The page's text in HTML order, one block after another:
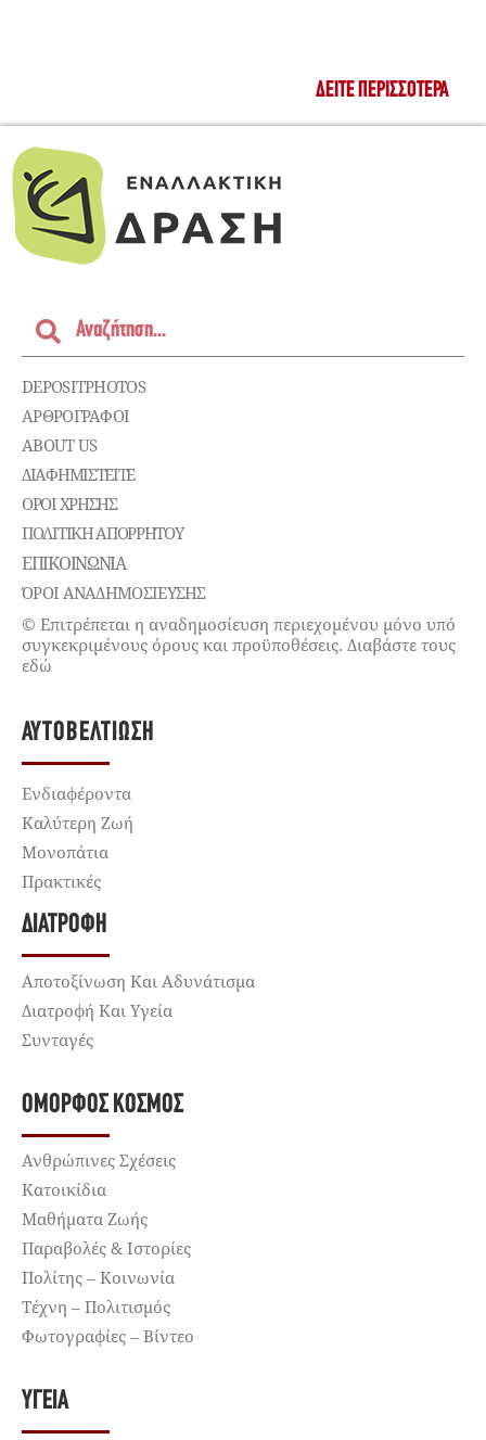
ΔΕΊΤΕ ΠΕΡΙΣΣΌΤΕΡΑ
DEPOSITPHOTOS
ΑΡΘΡΟΓΡΑΦΟΙ
ABOUT US
ΔΙΑΦΗΜΙΣΤΕΊΤΕ
ΌΡΟΙ ΧΡΉΣΗΣ
ΠΟΛΙΤΙΚΉ ΑΠΟΡΡΉΤΟΥ
ΕΠΙΚΟΙΝΩΝΊΑ
ΌΡΟΙ ΑΝΑΔΗΜΟΣΙΕΥΣΗΣ
© Επιτρέπεται η αναδημοσίευση περιεχομένου μόνο υπό
συγκεκριμένους όρους και προϋποθέσεις. Διαβάστε τους
εδώ
ΑΥΤΟΒΕΛΤΊΩΣΗ
Ενδιαφέροντα
Καλύτερη Ζωή
Μονοπάτια
Πρακτικές
ΔΙΑΤΡΟΦΉ
Αποτοξίνωση Και Αδυνάτισμα
Διατροφή Και Υγεία
Συνταγές
ΌΜΟΡΦΟΣ ΚΌΣΜΟΣ
Ανθρώπινες Σχέσεις
Κατοικίδια
Μαθήματα Ζωής
Παραβολές & Ιστορίες
Πολίτης – Κοινωνία
Τέχνη – Πολιτισμός
Φωτογραφίες – Βίντεο
ΥΓΕΊΑ